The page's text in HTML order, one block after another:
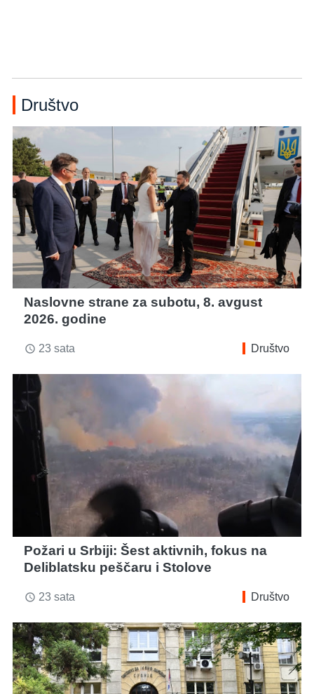
Društvo
Naslovne strane za subotu, 8. avgust
2026. godine
access_time 23 sata Društvo
Požari u Srbiji: Šest aktivnih, fokus na
Deliblatsku peščaru i Stolove
access_time 23 sata Društvo